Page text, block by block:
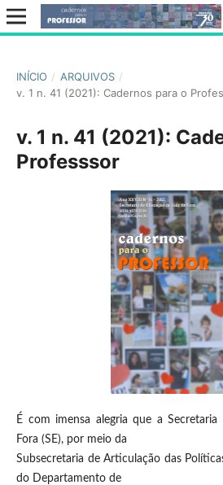
INÍCIO / ARQUIVOS /
v. 1 n. 41 (2021): Cadernos para o
v. 1 n. 41 (2021):
Professsor
É com imensa alegria que a
Fora (SE), por meio da
Subsecretaria de Articulação das
do Departamento de